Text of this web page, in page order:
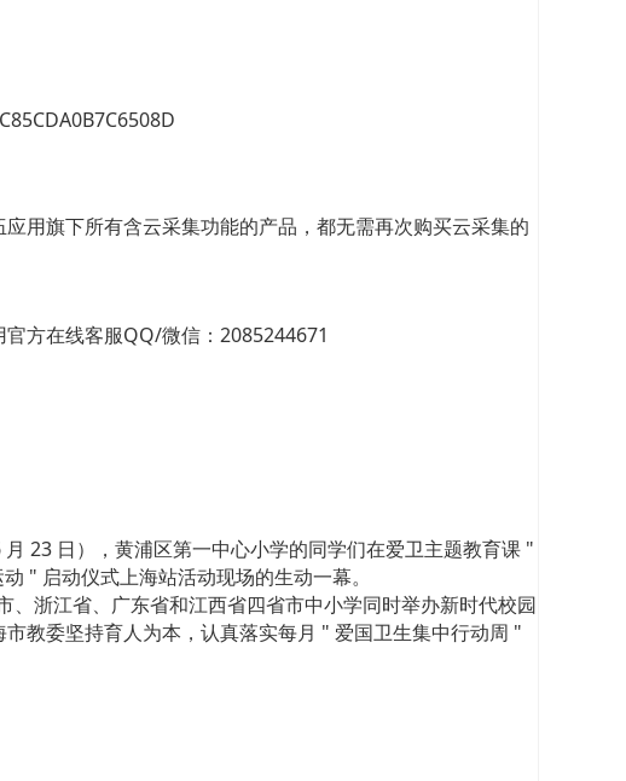
用旗下所有含云采集功能的产品，都无需再次购买云采集的
方在线客服QQ/微信：2085244671
23 日），黄浦区第一中心小学的同学们在爱卫主题教育课 "
" 启动仪式上海站活动现场的生动一幕。
浙江省、广东省和江西省四省市中小学同时举办新时代校园
教委坚持育人为本，认真落实每月 " 爱国卫生集中行动周 "